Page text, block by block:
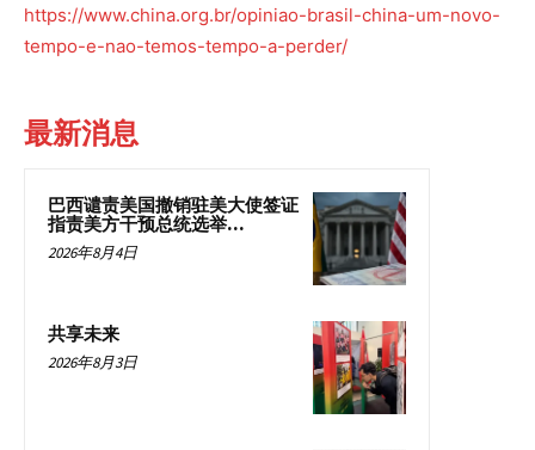
https://www.china.org.br/opiniao-brasil-china-um-novo-
tempo-e-nao-temos-tempo-a-perder/
最新消息
巴西谴责美国撤销驻美大使签证
指责美方干预总统选举...
2026年8月4日
共享未来
2026年8月3日